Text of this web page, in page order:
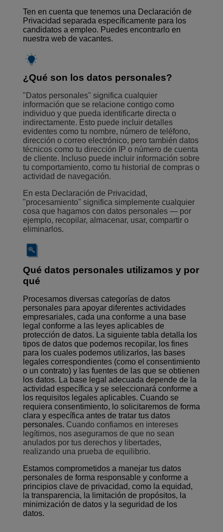
Ten en cuenta que tenemos una Declaración de
Privacidad separada específicamente para los
candidatos a empleo. Puedes encontrarlo en
nuestra web de vacantes.
¿Qué son los datos personales?
"Datos personales" significa cualquier
información que se relacione contigo como
individuo y que pueda identificarte directa o
indirectamente. Esto puede incluir detalles
evidentes como tu nombre, número de teléfono,
dirección o correo electrónico, pero también datos
técnicos como tu dirección IP o número de cuenta
de cliente. Incluso puede incluir información sobre
tu comportamiento, como tu historial de compras o
actividad de navegación.
En esta Declaración de Privacidad,
"procesamiento" significa simplemente cualquier
cosa que hagamos con datos personales — por
ejemplo, recopilar, almacenar, usar, compartir o
eliminarlos.
Qué datos personales utilizamos y por
qué
Procesamos diversas categorías de datos
personales para apoyar diferentes actividades
empresariales, cada una conforme a una base
legal conforme a las leyes aplicables de
protección de datos. La siguiente tabla detalla los
tipos de datos que podemos recopilar, los fines
para los cuales podemos utilizarlos, las bases
legales correspondientes (como el consentimiento
o un contrato) y las fuentes de las que se obtienen
los datos. La base legal adecuada depende de la
actividad específica y se seleccionará conforme a
los requisitos legales aplicables. Cuando se
requiera consentimiento, lo solicitaremos de forma
clara y específica antes de tratar tus datos
personales. Cuando confiamos en intereses
legítimos, nos aseguramos de que no sean
anulados por tus derechos y libertades,
realizando una prueba de equilibrio.
Estamos comprometidos a manejar tus datos
personales de forma responsable y conforme a
principios clave de privacidad, como la equidad,
la transparencia, la limitación de propósitos, la
minimización de datos y la seguridad de los
datos.